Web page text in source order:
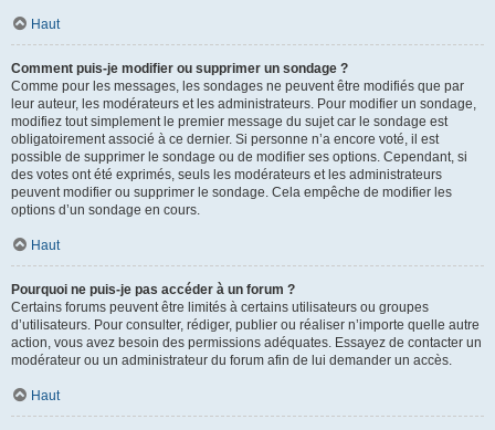
Haut
Comment puis-je modifier ou supprimer un sondage ?
Comme pour les messages, les sondages ne peuvent être modifiés que par
leur auteur, les modérateurs et les administrateurs. Pour modifier un sondage,
modifiez tout simplement le premier message du sujet car le sondage est
obligatoirement associé à ce dernier. Si personne n’a encore voté, il est
possible de supprimer le sondage ou de modifier ses options. Cependant, si
des votes ont été exprimés, seuls les modérateurs et les administrateurs
peuvent modifier ou supprimer le sondage. Cela empêche de modifier les
options d’un sondage en cours.
Haut
Pourquoi ne puis-je pas accéder à un forum ?
Certains forums peuvent être limités à certains utilisateurs ou groupes
d’utilisateurs. Pour consulter, rédiger, publier ou réaliser n’importe quelle autre
action, vous avez besoin des permissions adéquates. Essayez de contacter un
modérateur ou un administrateur du forum afin de lui demander un accès.
Haut